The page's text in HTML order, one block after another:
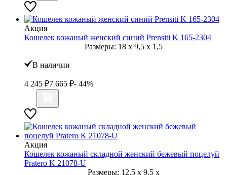
Акция
Кошелек кожаный женский синий Prensiti K 165-2304
Размеры: 18 x 9,5 x 1,5
В наличии
4 245 ₽7 665 ₽- 44%
Акция
Кошелек кожаный складной женский бежевый поцелуй
Pratero K 21078-U
Размеры: 12,5 x 9,5 x